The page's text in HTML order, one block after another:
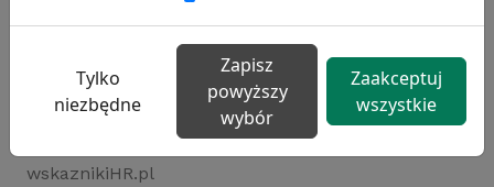
Rynekpracy.pl
sedlak.pl
wynagrodzenia.pl
raportyplacowe.pl
wskaznikiHR.pl
Tylko
niezbędne
Zapisz
powyższy
wybór
Zaakceptuj
wszystkie